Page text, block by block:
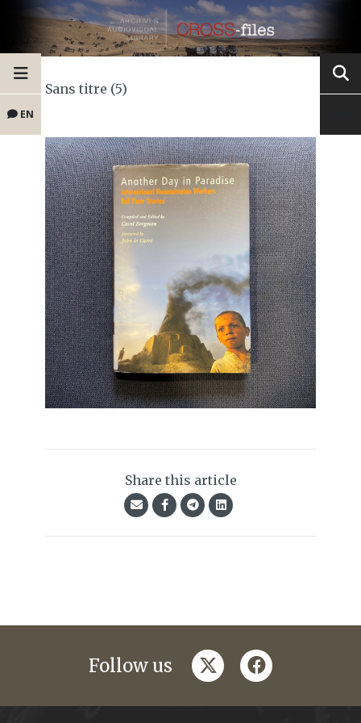
EN
Sans titre (5)
Share this article
Follow us twitterfacebook